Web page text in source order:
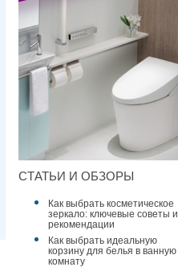
СТАТЬИ И ОБЗОРЫ
Как выбрать косметическое
зеркало: ключевые советы и
рекомендации
Как выбрать идеальную
корзину для белья в ванную
комнату